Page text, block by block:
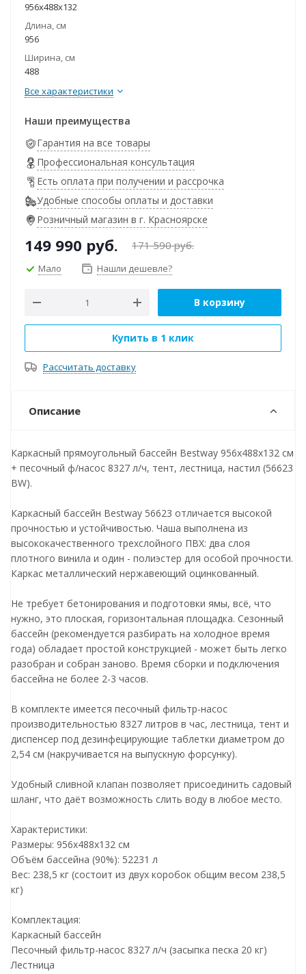
956x488x132
Длина, см
956
Ширина, см
488
Все характеристики
Наши преимущества
Гарантия на все товары
Профессиональная консультация
Есть оплата при получении и рассрочка
Удобные способы оплаты и доставки
Розничный магазин в г. Красноярске
149 990 руб. 171 590руб.
Мало Нашли дешевле?
В корзину
Купить в 1 клик
Рассчитать доставку
Описание
Каркасный прямоугольный бассейн Bestway 956х488х132 см
+ песочный ф/насос 8327 л/ч, тент, лестница, настил (56623
BW).
Каркасный бассейн Bestway 56623 отличается высокой
прочностью и устойчивостью. Чаша выполнена из
высококачественного трехслойного ПВХ: два слоя
плотного винила и один - полиэстер для особой прочности.
Каркас металлический нержавеющий оцинкованный.
Не требует бетонирования и подготовки ямы, всё, что
нужно, это плоская, горизонтальная площадка. Сезонный
бассейн (рекомендуется разбирать на холодное время
года) обладает простой конструкцией - может быть легко
разобран и собран заново. Время сборки и подключения
бассейна не более 2-3 часов.
В комплекте имеется песочный фильтр-насос
производительностью 8327 литров в час, лестница, тент и
диспенсер под дезинфецирующие таблетки диаметром до
2,54 см (накручивается на выпускную форсунку).
Удобный сливной клапан позволяет присоединить садовый
шланг, что даёт возможность слить воду в любое место.
Характеристики:
Размеры: 956х488х132 см
Объём бассейна (90%): 52231 л
Вес: 238,5 кг (состоит из двух коробок общим весом 238,5
кг)
Комплектация:
Каркасный бассейн
Песочный фильтр-насос 8327 л/ч (засыпка песка 20 кг)
Лестница